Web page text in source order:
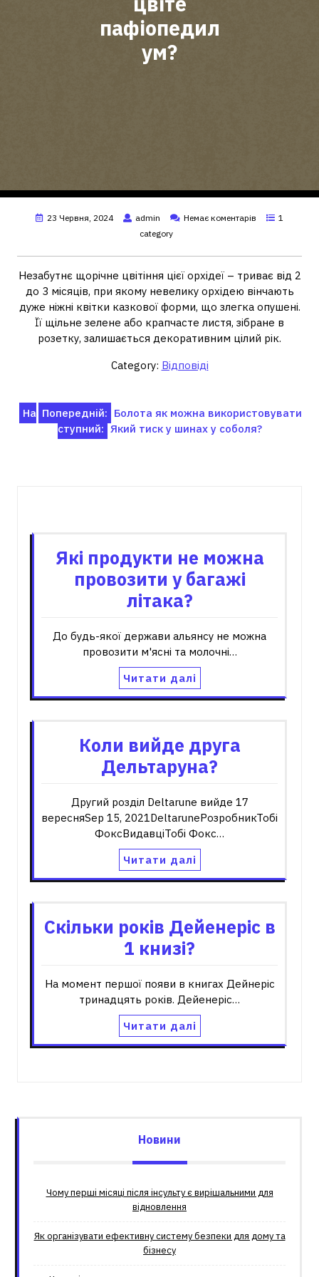
пафіопедил
ум?
23 Червня, 2024 admin Немає коментарів
1
category
Незабутнє щорічне цвітіння цієї орхідеї – триває від 2
до 3 місяців, при якому невелику орхідею вінчають
дуже ніжні квітки казкової форми, що злегка опушені.
Її щільне зелене або крапчасте листя, зібране в
розетку, залишається декоративним цілий рік.
Category: Відповіді
Навігація
записів
Попередній: Болота як можна використовувати
На
ступний: Який тиск у шинах у соболя?
Які продукти не можна
провозити у багажі
літака?
До будь-якої держави альянсу не можна
провозити м'ясні та молочні…
Читати далі
Коли вийде друга
Дельтаруна?
Другий розділ Deltarune вийде 17
вересняSep 15, 2021DeltaruneРозробникТобі
ФоксВидавціТобі Фокс…
Читати далі
Скільки років Дейенеріс в
1 книзі?
На момент першої появи в книгах Дейнеріс
тринадцять років. Дейенеріс…
Читати далі
Новини
Чому перші місяці після інсульту є вирішальними для
відновлення
Як організувати ефективну систему безпеки для дому та
бізнесу